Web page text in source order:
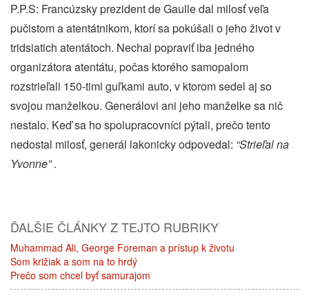
P.P.S: Francúzsky prezident de Gaulle dal milosť veľa
pučistom a atentátnikom, ktorí sa pokúšali o jeho život v
tridsiatich atentátoch. Nechal popraviť iba jedného
organizátora atentátu, počas ktorého samopalom
rozstrieľali 150-timi guľkami auto, v ktorom sedel aj so
svojou manželkou. Generálovi ani jeho manželke sa nič
nestalo. Keď sa ho spolupracovníci pýtali, prečo tento
nedostal milosť, generál lakonicky odpovedal: “Strieľal na
Yvonne”.
ĎALŠIE ČLÁNKY Z TEJTO RUBRIKY
Muhammad Ali, George Foreman a prístup k životu
Som križiak a som na to hrdý
Prečo som chcel byť samurajom